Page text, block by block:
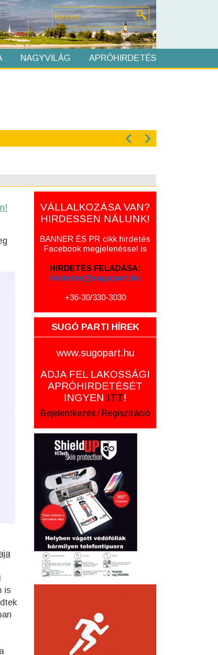
NAGYVILÁG APRÓHIRDETÉS
‹ ›
is
VÁLLALKOZÁSA VAN?
HIRDESSEN NÁLUNK!
BANNER ÉS PR cikk hirdetés
Facebook megjelenéssel is
HIRDETÉS FELADÁSA:
hirdetes@sugopart.hu
+36-30/330-3030
SUGÓ PARTI HÍREK
www.sugopart.hu
ADJA FEL LAKOSSÁGI
APRÓHIRDETÉSÉT
INGYEN ITT!
Bejelentkezés / Regisztráció